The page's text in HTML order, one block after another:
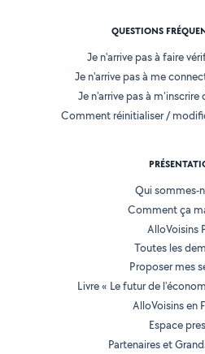
QUESTIONS
Je n'arrive pas à faire
Je n'arrive pas à me
Je n'arrive pas à
Comment réinitialiser /
Qui sommes-
Comment ça
AlloVoisins
Toutes les
Proposer mes
Livre « Le futur de
AlloVoisins en
Espace
Partenaires et